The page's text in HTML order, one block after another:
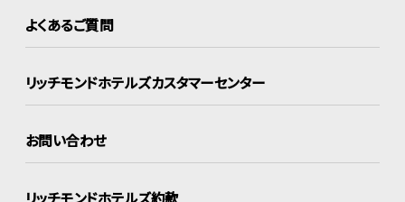
よくあるご質問
リッチモンドホテルズカスタマーセンター
お問い合わせ
リッチモンドホテルズ約款